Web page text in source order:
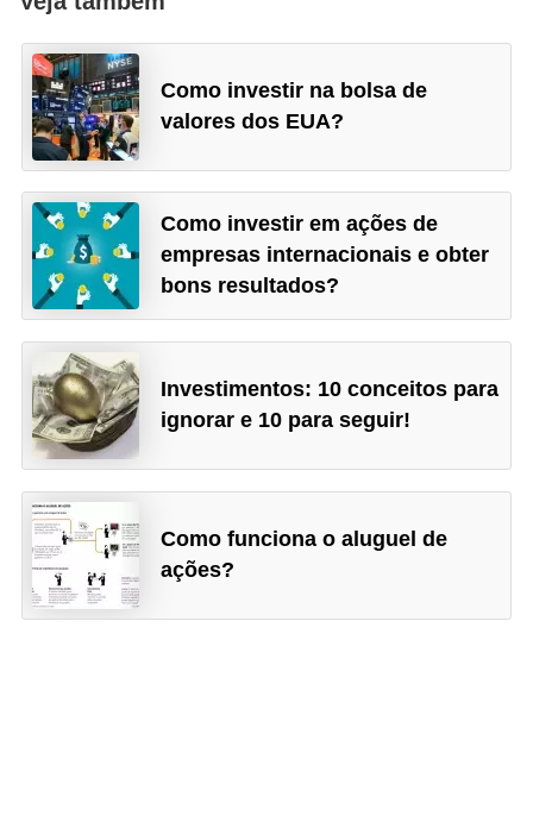
Como investir na bolsa de
valores dos EUA?
Como investir em ações de
empresas internacionais e obter
bons resultados?
Investimentos: 10 conceitos para
ignorar e 10 para seguir!
Como funciona o aluguel de
ações?